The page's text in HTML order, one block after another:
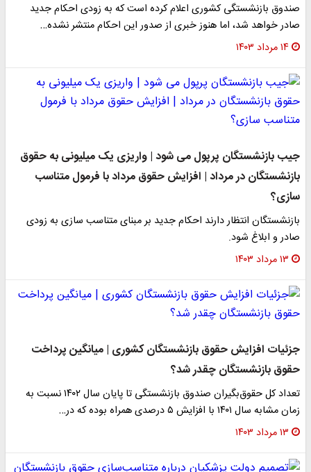
صندوق بازنشستگی کشوری اعلام کرده است که به زودی احکام جدید
صادر خواهد شد، اما هنوز خبری از صدور این احکام منتشر نشده…
۱۴ مرداد ۱۴۰۳
جیب بازنشستگان پرپول می شود | واریزی یک میلیونی به حقوق
بازنشستگان در مرداد | افزایش حقوق مرداد با فرمول متناسب
سازی؟
بازنشستگان انتظار دارند احکام جدید بر مبنای متناسب‌ سازی به زودی
صادر و ابلاغ شود.
۱۳ مرداد ۱۴۰۳
جزئیات افزایش حقوق بازنشستگان کشوری | میانگین پرداخت
حقوق بازنشستگان چقدر شد؟
تعداد کل حقوق‌بگیران صندوق بازنشستگی تا پایان سال ۱۴۰۲ نسبت به
زمان مشابه سال ۱۴۰۱ با افزایش ۵ درصدی همراه بوده که در…
۱۳ مرداد ۱۴۰۳